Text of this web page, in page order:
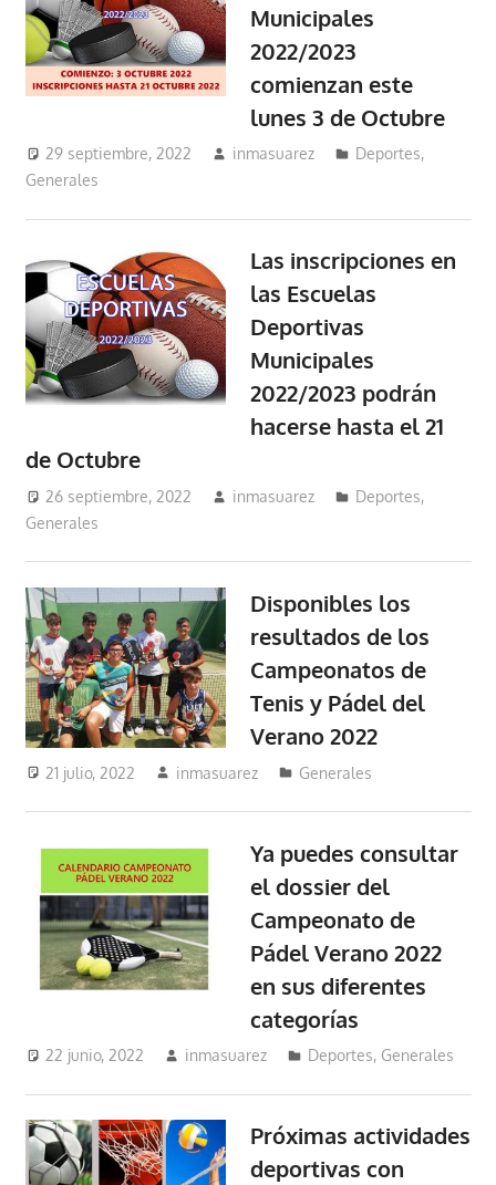
Municipales
2022/2023
comienzan este
lunes 3 de Octubre
29 septiembre, 2022 inmasuarez Deportes,
Generales
Las inscripciones en
las Escuelas
Deportivas
Municipales
2022/2023 podrán
hacerse hasta el 21
de Octubre
26 septiembre, 2022 inmasuarez Deportes,
Generales
Disponibles los
resultados de los
Campeonatos de
Tenis y Pádel del
Verano 2022
21 julio, 2022 inmasuarez Generales
Ya puedes consultar
el dossier del
Campeonato de
Pádel Verano 2022
en sus diferentes
categorías
22 junio, 2022 inmasuarez Deportes, Generales
Próximas actividades
deportivas con